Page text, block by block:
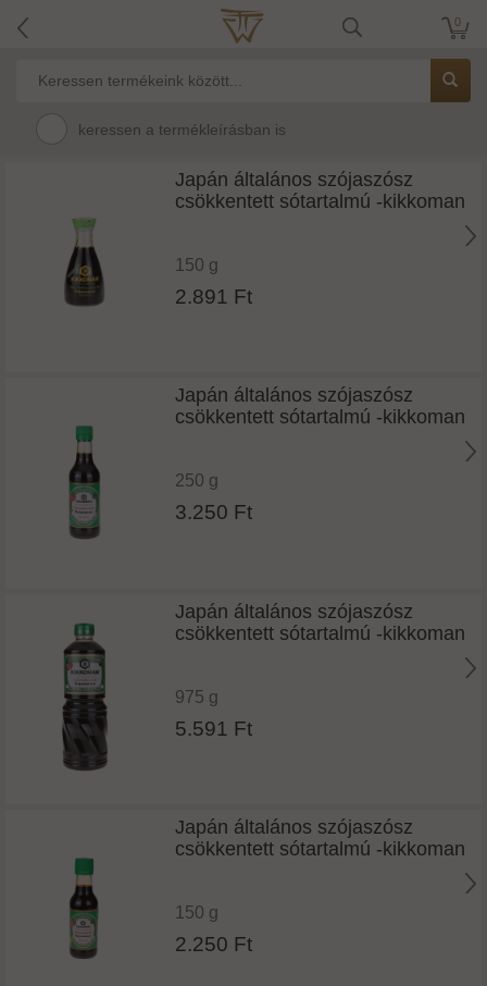
0
keressen a termékleírásban is
Japán általános szójaszósz
csökkentett sótartalmú -kikkoman
150 g
2.891 Ft
Japán általános szójaszósz
csökkentett sótartalmú -kikkoman
250 g
3.250 Ft
Japán általános szójaszósz
csökkentett sótartalmú -kikkoman
975 g
5.591 Ft
Japán általános szójaszósz
csökkentett sótartalmú -kikkoman
150 g
2.250 Ft